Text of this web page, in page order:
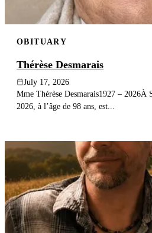
OBITUARY
Thérèse Desmarais
July 17, 2026
Mme Thérèse Desmarais1927 –
2026, à l’âge de 98 ans, est...